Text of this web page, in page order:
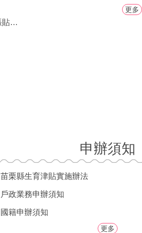
「門牌自治新里程自115年3月5日起門牌未依規定張貼或脫落未補製張貼要罰300元、私設門牌將罰5000元。」
更多
申辦須知
苗栗縣生育津貼實施辦法
戶政業務申辦須知
國籍申辦須知
更多